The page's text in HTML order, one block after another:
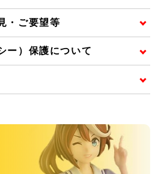
・ご要望等
ー）保護について